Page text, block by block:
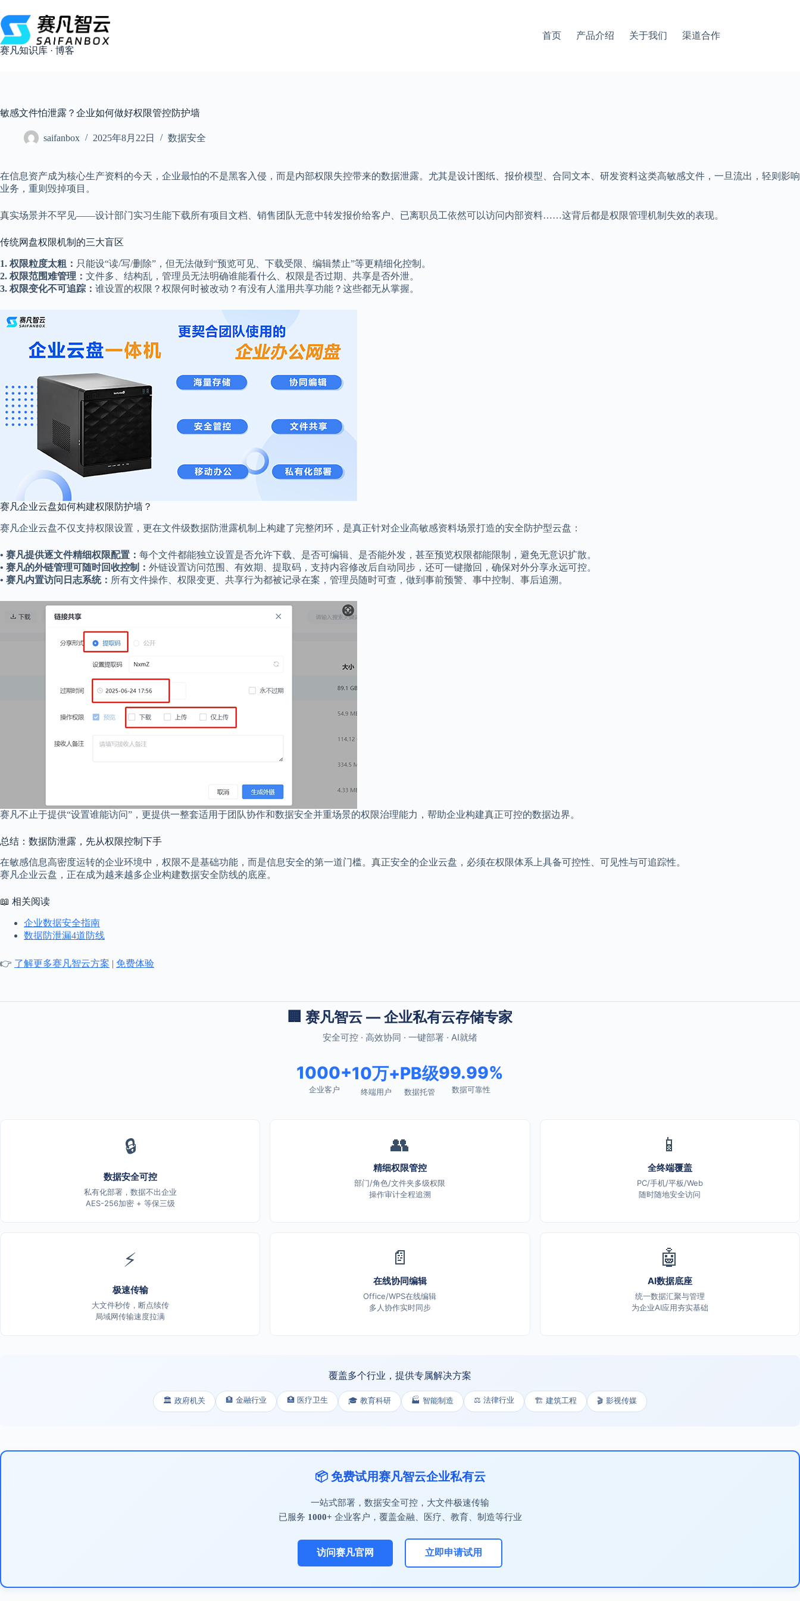
过
内
容
赛凡知识库 · 博客
首页 产品介绍 关于我们 渠道合作
敏感文件怕泄露？企业如何做好权限管控防护墙
saifanbox 2025年8月22日 数据安全
在信息资产成为核心生产资料的今天，企业最怕的不是黑客入侵，而是内部权限失控带来的数据泄露。尤其是设计图纸、报价模型、合同文本、研发资料这类高敏感文件，一旦流出，轻则影响
业务，重则毁掉项目。
真实场景并不罕见——设计部门实习生能下载所有项目文档、销售团队无意中转发报价给客户、已离职员工依然可以访问内部资料……这背后都是权限管理机制失效的表现。
传统网盘权限机制的三大盲区
1. 权限粒度太粗： 只能设“读/写/删除”，但无法做到“预览可见、下载受限、编辑禁止”等更精细化控制。
2. 权限范围难管理： 文件多、结构乱，管理员无法明确谁能看什么、权限是否过期、共享是否外泄。
3. 权限变化不可追踪： 谁设置的权限？权限何时被改动？有没有人滥用共享功能？这些都无从掌握。
赛凡企业云盘如何构建权限防护墙？
赛凡企业云盘不仅支持权限设置，更在文件级数据防泄露机制上构建了完整闭环，是真正针对企业高敏感资料场景打造的安全防护型云盘：
• 赛凡提供逐文件精细权限配置： 每个文件都能独立设置是否允许下载、是否可编辑、是否能外发，甚至预览权限都能限制，避免无意识扩散。
• 赛凡的外链管理可随时回收控制： 外链设置访问范围、有效期、提取码，支持内容修改后自动同步，还可一键撤回，确保对外分享永远可控。
• 赛凡内置访问日志系统： 所有文件操作、权限变更、共享行为都被记录在案，管理员随时可查，做到事前预警、事中控制、事后追溯。
赛凡不止于提供“设置谁能访问”，更提供一整套适用于团队协作和数据安全并重场景的权限治理能力，帮助企业构建真正可控的数据边界。
总结：数据防泄露，先从权限控制下手
在敏感信息高密度运转的企业环境中，权限不是基础功能，而是信息安全的第一道门槛。真正安全的企业云盘，必须在权限体系上具备可控性、可见性与可追踪性。
赛凡企业云盘，正在成为越来越多企业构建数据安全防线的底座。
📖 相关阅读
企业数据安全指南
数据防泄漏4道防线
👉 了解更多赛凡智云方案 | 免费体验
🏢 赛凡智云 — 企业私有云存储专家
安全可控 · 高效协同 · 一键部署 · AI就绪
1000+
企业客户
10万+
终端用户
PB级
数据托管
99.99%
数据可靠性
🔒
数据安全可控
私有化部署，数据不出企业
AES-256加密 + 等保三级
👥
精细权限管控
部门/角色/文件夹多级权限
操作审计全程追溯
📱
全终端覆盖
PC/手机/平板/Web
随时随地安全访问
⚡
极速传输
大文件秒传，断点续传
局域网传输速度拉满
📄
在线协同编辑
Office/WPS在线编辑
多人协作实时同步
🤖
AI数据底座
统一数据汇聚与管理
为企业AI应用夯实基础
覆盖多个行业，提供专属解决方案
🏛️ 政府机关 🏦 金融行业 🏥 医疗卫生 🎓 教育科研 🏭 智能制造 ⚖️ 法律行业 🏗️ 建筑工程 🎬 影视传媒
📦 免费试用赛凡智云企业私有云
一站式部署，数据安全可控，大文件极速传输
已服务 1000+ 企业客户，覆盖金融、医疗、教育、制造等行业
访问赛凡官网 立即申请试用